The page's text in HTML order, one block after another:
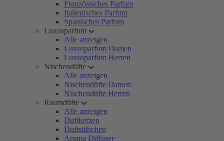
Französisches Parfum
Italienisches Parfum
Spanisches Parfum
Luxusparfum
Alle anzeigen
Luxusparfum Damen
Luxusparfum Herren
Nischendüfte
Alle anzeigen
Nischendüfte Damen
Nischendüfte Herren
Raumdüfte
Alle anzeigen
Duftkerzen
Duftstäbchen
Aroma Diffuser